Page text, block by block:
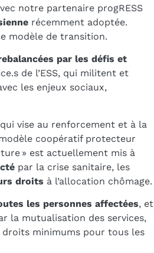
notre partenaire progRESS
récemment adoptée.
modèle de transition.
par les défis et
de l’ESS, qui militent et
les enjeux sociaux,
vise au renforcement et à la
coopératif protecteur
» est actuellement mis à
par la crise sanitaire, les
droits à l’allocation chômage.
les personnes affectées, et
la mutualisation des services,
droits minimums pour tous les